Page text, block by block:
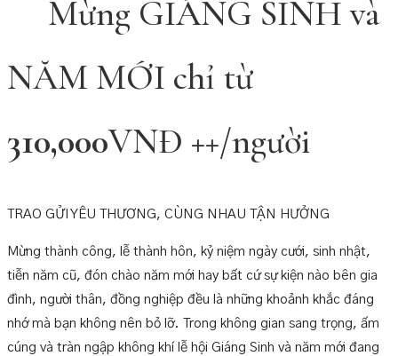
Mừng GIÁNG SINH và
NĂM MỚI chỉ từ
310,000VNĐ ++/người
TRAO GỬI YÊU THƯƠNG, CÙNG NHAU TẬN HƯỞNG
Mừng thành công, lễ thành hôn, kỷ niệm ngày cưới, sinh nhật,
tiễn năm cũ, đón chào năm mới hay bất cứ sự kiện nào bên gia
đình, người thân, đồng nghiệp đều là những khoảnh khắc đáng
nhớ mà bạn không nên bỏ lỡ. Trong không gian sang trọng, ấm
cúng và tràn ngập không khí lễ hội Giáng Sinh và năm mới đang